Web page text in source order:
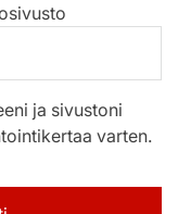
ja sivustoni
varten.